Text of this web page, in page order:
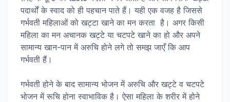
पदार्थों के स्वाद को ही पहचान पाते हैं। यही एक वजह है जिससे
गर्भवती महिलाओं को खट्टा खाने का मन करता है। अगर किसी
महिला का मन अचानक खट्टे या चटपटे खाने का हो और अपने
सामान्य खान-पान में अरुचि होने लगे तो समझ जाएँ कि आप
गर्भवती हैं।
गर्भवती होने के बाद सामान्य भोजन में अरुचि और खट्टे व चटपटे
भोजन में रूचि होना स्वाभाविक है। ऐसा महिला के शरीर में होने